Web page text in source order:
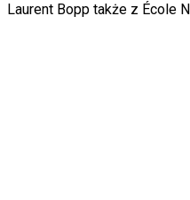
Laurent Bopp także z École